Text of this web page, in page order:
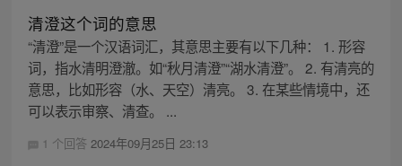
清澄这个词的意思
“清澄”是一个汉语词汇，其意思主要有以下几种： 1. 形容
词，指水清明澄澈。如“秋月清澄”“湖水清澄”。 2. 有清亮的
意思，比如形容（水、天空）清亮。 3. 在某些情境中，还
可以表示审察、清查。 ...
1 个回答 2024年09月25日 23:13